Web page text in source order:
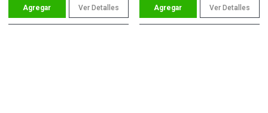
Ver Detalles Ver Detalles